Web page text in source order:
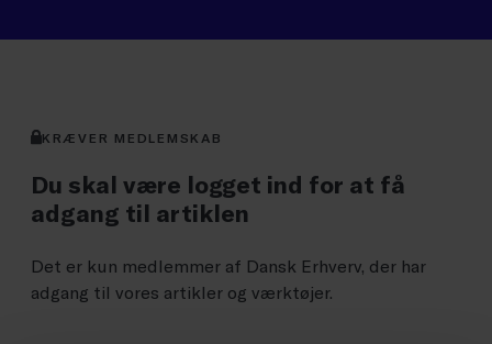
KRÆVER MEDLEMSKAB
Du skal være logget ind for at få
adgang til artiklen
Det er kun medlemmer af Dansk Erhverv, der har
adgang til vores artikler og værktøjer.